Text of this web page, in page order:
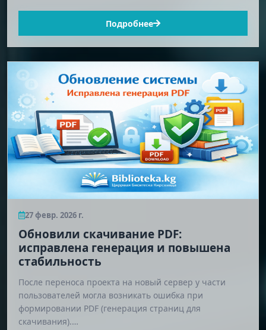
Подробнее
27 февр. 2026 г.
Обновили скачивание PDF:
исправлена генерация и повышена
стабильность
После переноса проекта на новый сервер у части
пользователей могла возникать ошибка при
формировании PDF (генерация страниц для
скачивания).…